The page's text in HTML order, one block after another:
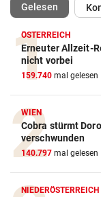
Gelesen
ÖSTERREICH
Erneuter Allzeit-
nicht vorbei
159.740 mal gelesen
WIEN
Cobra stürmt
verschwunden
140.797 mal gelesen
NIEDERÖSTERREICH
Action-Cam
ZUM VERGLEICH
Crosstrainer
ZUM VERGLEICH
E-Bike Vergleich
ZUM VERGLEICH